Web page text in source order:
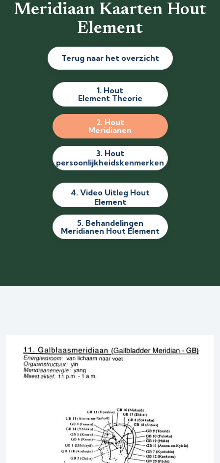
Meridiaan Kaarten Hout
Element
Terug naar het overzicht
1. Hout
Element Theorie
2. Hout
Meridianen
3. Hout
persoonlijkheidskenmerken
4. Video Uitleg Hout
Element
5. Behandelingen
Meridianen Hout Element